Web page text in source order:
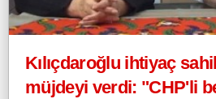
Kılıçdaroğlu ihtiyaç
müjdeyi verdi: "CHP'li